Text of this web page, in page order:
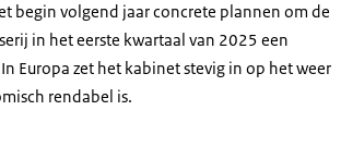
begin volgend jaar concrete plannen om de
in het eerste kwartaal van 2025 een
Europa zet het kabinet stevig in op het weer
rendabel is.